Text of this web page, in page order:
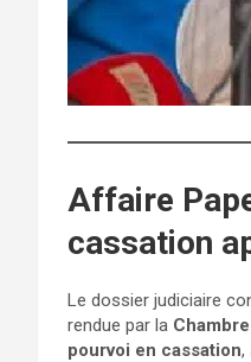
Affaire
cassation
Le dossier judiciaire
rendue par la
pourvoi en cassation,